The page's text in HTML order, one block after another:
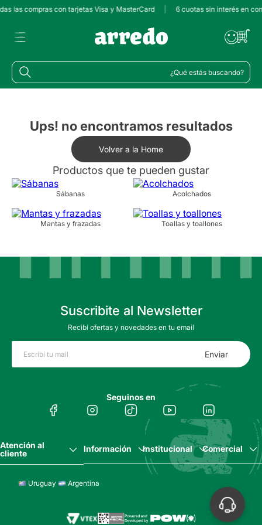
las compras con tarjetas Visa y MasterCard 6 cuotas sin interés en
¿Qué estás buscando?
Ups! no encontramos resultados
Volver a la Home
Productos que te pueden gustar
Sábanas Acolchados
Mantas y frazadas Toallas y toallones
Suscribite al Newsletter
Recibí ofertas y novedades en tu email
Enviar
Seguinos en
Atención al
cliente
Información Institucional Comercial
Uruguay Argentina